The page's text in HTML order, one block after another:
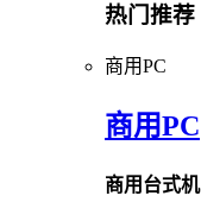
热门推荐
商用PC
商用PC
商用台式机